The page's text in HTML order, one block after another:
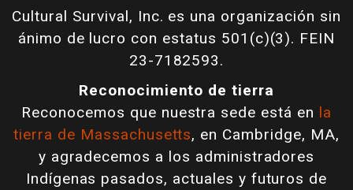
Cultural Survival, Inc. es una organización sin
ánimo de lucro con estatus 501(c)(3). FEIN
23-7182593.
Reconocimiento de tierra
Reconocemos que nuestra sede está en la
tierra de Massachusetts, en Cambridge, MA,
y agradecemos a los administradores
Indígenas pasados, actuales y futuros de